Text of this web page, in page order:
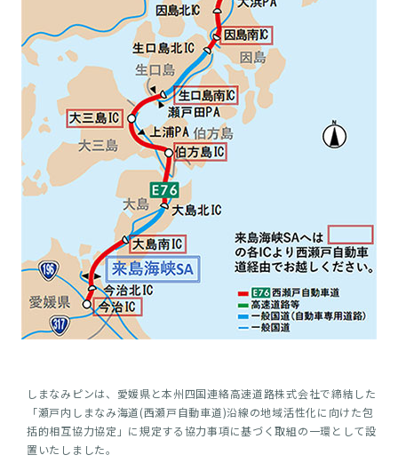
しまなみピンは、愛媛県と本州四国連絡高速道路株式会社で締結した
「瀬戸内しまなみ海道(西瀬戸自動車道)沿線の地域活性化に向けた包
括的相互協力協定」に規定する協力事項に基づく取組の一環として設
置いたしました。